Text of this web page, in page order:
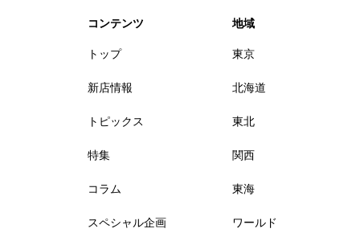
コンテンツ
トップ
新店情報
トピックス
特集
コラム
スペシャル企画
地域
東京
北海道
東北
関西
東海
ワールド